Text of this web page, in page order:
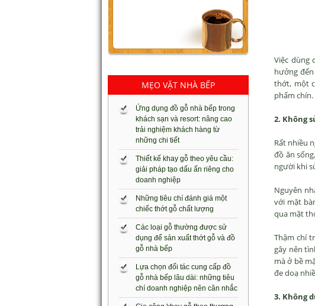
MẸO VẶT NHÀ BẾP
Ứng dụng đồ gỗ nhà bếp trong
khách sạn và resort: nâng cao
trải nghiệm khách hàng từ
những chi tiết
Thiết kế khay gỗ theo yêu cầu:
giải pháp tạo dấu ấn riêng cho
doanh nghiệp
Những tiêu chí đánh giá một
chiếc thớt gỗ chất lượng
Các loại gỗ thường được sử
dụng để sản xuất thớt gỗ và đồ
gỗ nhà bếp
Lựa chọn đối tác cung cấp đồ
gỗ nhà bếp lâu dài: những tiêu
chí doanh nghiệp nên cân nhắc
Việc dùng
hưởng
thớt, một
phẩm
2. Không
Rất nhiều
đồ ăn
người khi
Nguyên
với mặt
qua mặt
Thậm chí
gây nên
mà ở bề
đe doạ
3. Không